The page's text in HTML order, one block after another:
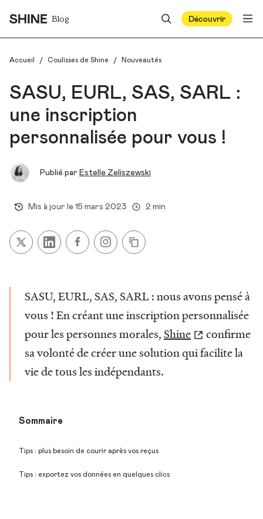
Blog Découvrir
Accueil / Coulisses de Shine / Nouveautés
SASU, EURL, SAS, SARL :
une inscription
personnalisée pour vous !
Publié par Estelle Zeliszewski
Mis à jour le 15 mars 2023 2 min
SASU, EURL, SAS, SARL : nous avons pensé à
vous ! En créant une inscription personnalisée
pour les personnes morales,Shine
confirme
sa volonté de créer une solution qui facilite la
vie de tous les indépendants.
Sommaire
Tips : plus besoin de courir après vos reçus
Tips : exportez vos données en quelques clics